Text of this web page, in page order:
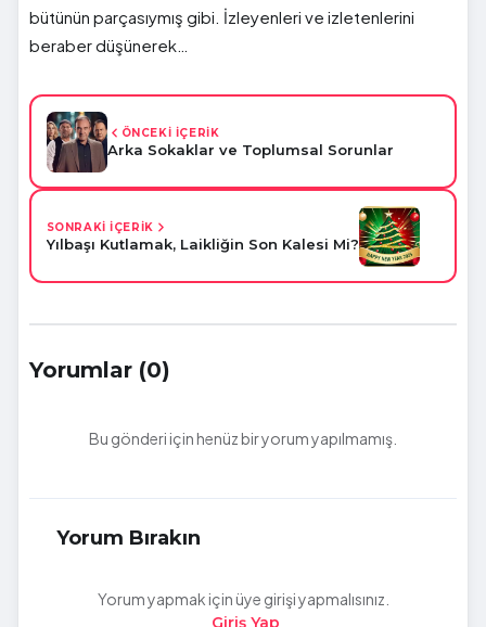
bütünün parçasıymış gibi. İzleyenleri ve izletenlerini
beraber düşünerek…
ÖNCEKİ İÇERİK
Arka Sokaklar ve Toplumsal Sorunlar
SONRAKİ İÇERİK
Yılbaşı Kutlamak, Laikliğin Son Kalesi Mi?
Yorumlar (0)
Bu gönderi için henüz bir yorum yapılmamış.
Yorum Bırakın
Yorum yapmak için üye girişi yapmalısınız.
Giriş Yap